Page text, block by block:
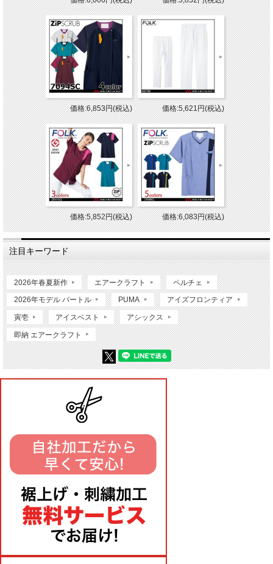
価格:6,853円(税込) 価格:5,621円(税込)
価格:5,852円(税込) 価格:6,083円(税込)
注目キーワード
2026年春夏新作 エアークラフト ペルチェ
2026年モデル バートル PUMA アイズフロンティア
寅壱 アイスベスト アシックス
即納 エアークラフト